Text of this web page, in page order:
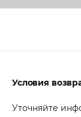
Условия
Уточняйте